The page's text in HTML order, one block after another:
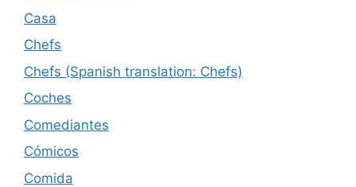
Casa
Chefs
Chefs (Spanish translation: Chefs)
Coches
Comediantes
Cómicos
Comida